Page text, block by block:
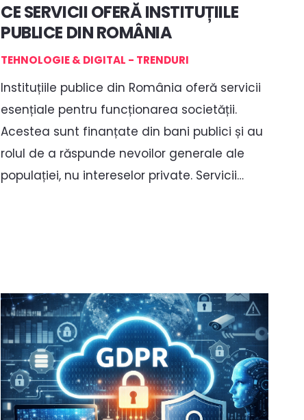
CE SERVICII OFERĂ INSTITUȚIILE
PUBLICE DIN ROMÂNIA
TEHNOLOGIE & DIGITAL - TRENDURI
Instituțiile publice din România oferă servicii
esențiale pentru funcționarea societății.
Acestea sunt finanțate din bani publici și au
rolul de a răspunde nevoilor generale ale
populației, nu intereselor private. Servicii…